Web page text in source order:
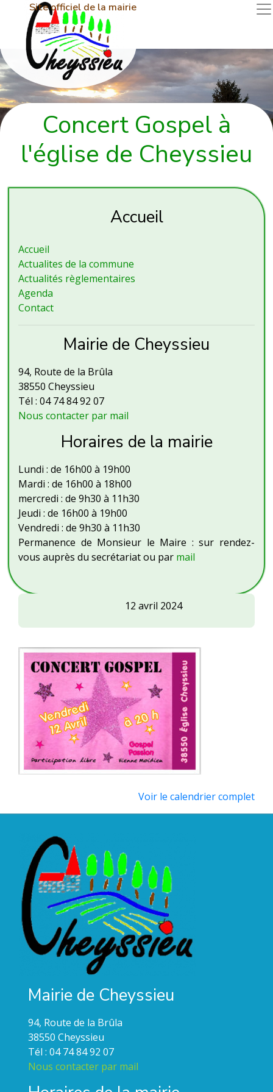
Site officiel de la mairie
Concert Gospel à
l'église de Cheyssieu
Accueil
Accueil
Actualites de la commune
Actualités règlementaires
Agenda
Contact
Mairie de Cheyssieu
94, Route de la Brûla
38550 Cheyssieu
Tél : 04 74 84 92 07
Nous contacter par mail
Horaires de la mairie
Lundi : de 16h00 à 19h00
Mardi : de 16h00 à 18h00
mercredi : de 9h30 à 11h30
Jeudi : de 16h00 à 19h00
Vendredi : de 9h30 à 11h30
Permanence de Monsieur le Maire : sur rendez-
vous auprès du secrétariat ou par mail
Concert
à
l'église
de
Cheyssieu
12 avril 2024
Voir le calendrier complet
Mairie de Cheyssieu
94, Route de la Brûla
38550 Cheyssieu
Tél : 04 74 84 92 07
Nous contacter par mail